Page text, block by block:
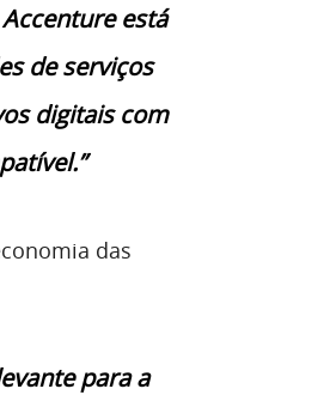
está
de serviços
digitais com
das
para a